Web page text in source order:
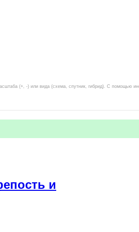
(+, -) или вида (схема, спутник, гибрид). С помощью
и